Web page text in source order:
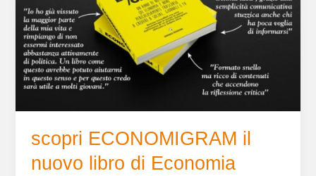
scopri ECONOMIGRAM il
nuovo libro di Economia
nuovo
libro
di
Economia
Spiegata
Facile